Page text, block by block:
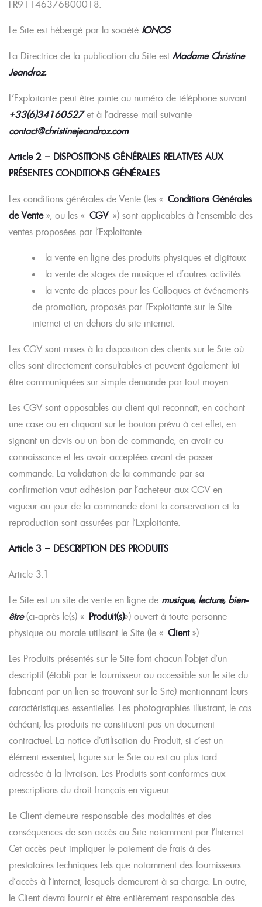
FR91146376800018.
Le Site est hébergé par la société IONOS.
La Directrice de la publication du Site est Madame Christine
Jeandroz.
L’Exploitante peut être jointe au numéro de téléphone suivant
+33(6)34160527et à l’adresse mail suivante
contact@christinejeandroz.com
Article 2 – DISPOSITIONS GÉNÉRALES RELATIVES AUX
PRÉSENTES CONDITIONS GÉNÉRALES
Les conditions générales de Vente (les « Conditions Générales
de Vente », ou les « CGV») sont applicables à l’ensemble des
ventes proposées par l’Exploitante :
la vente en ligne des produits physiques et digitaux
la vente de stages de musique et d’autres activités
la vente de places pour les Colloques et événements
de promotion, proposés par l’Exploitante sur le Site
internet et en dehors du site internet.
Les CGV sont mises à la disposition des clients sur le Site où
elles sont directement consultables et peuvent également lui
être communiquées sur simple demande par tout moyen.
Les CGV sont opposables au client qui reconnaît, en cochant
une case ou en cliquant sur le bouton prévu à cet effet, en
signant un devis ou un bon de commande, en avoir eu
connaissance et les avoir acceptées avant de passer
commande. La validation de la commande par sa
confirmation vaut adhésion par l’acheteur aux CGV en
vigueur au jour de la commande dont la conservation et la
reproduction sont assurées par l’Exploitante.
Article 3 – DESCRIPTION DES PRODUITS
Article 3.1
Le Site est un site de vente en ligne de musique, lecture, bien-
être(ci-après le(s) « Produit(s)») ouvert à toute personne
physique ou morale utilisant le Site (le « Client»).
Les Produits présentés sur le Site font chacun l’objet d’un
descriptif (établi par le fournisseur ou accessible sur le site du
fabricant par un lien se trouvant sur le Site) mentionnant leurs
caractéristiques essentielles. Les photographies illustrant, le cas
échéant, les produits ne constituent pas un document
contractuel. La notice d’utilisation du Produit, si c’est un
élément essentiel, figure sur le Site ou est au plus tard
adressée à la livraison. Les Produits sont conformes aux
prescriptions du droit français en vigueur.
Le Client demeure responsable des modalités et des
conséquences de son accès au Site notamment par l’Internet.
Cet accès peut impliquer le paiement de frais à des
prestataires techniques tels que notamment des fournisseurs
d’accès à l’Internet, lesquels demeurent à sa charge. En outre,
le Client devra fournir et être entièrement responsable des